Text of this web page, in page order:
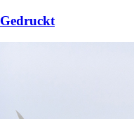
Gedruckt